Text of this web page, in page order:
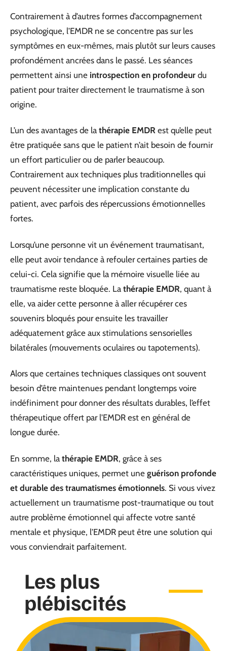
Contrairement à d’autres formes d’accompagnement
psychologique, l’EMDR ne se concentre pas sur les
symptômes en eux-mêmes, mais plutôt sur leurs causes
profondément ancrées dans le passé. Les séances
permettent ainsi une introspection en profondeur du
patient pour traiter directement le traumatisme à son
origine.
L’un des avantages de la thérapie EMDR est qu’elle peut
être pratiquée sans que le patient n’ait besoin de fournir
un effort particulier ou de parler beaucoup.
Contrairement aux techniques plus traditionnelles qui
peuvent nécessiter une implication constante du
patient, avec parfois des répercussions émotionnelles
fortes.
Lorsqu’une personne vit un événement traumatisant,
elle peut avoir tendance à refouler certaines parties de
celui-ci. Cela signifie que la mémoire visuelle liée au
traumatisme reste bloquée. La thérapie EMDR, quant à
elle, va aider cette personne à aller récupérer ces
souvenirs bloqués pour ensuite les travailler
adéquatement grâce aux stimulations sensorielles
bilatérales (mouvements oculaires ou tapotements).
Alors que certaines techniques classiques ont souvent
besoin d’être maintenues pendant longtemps voire
indéfiniment pour donner des résultats durables, l’effet
thérapeutique offert par l’EMDR est en général de
longue durée.
En somme, la thérapie EMDR, grâce à ses
caractéristiques uniques, permet une guérison profonde
et durable des traumatismes émotionnels. Si vous vivez
actuellement un traumatisme post-traumatique ou tout
autre problème émotionnel qui affecte votre santé
mentale et physique, l’EMDR peut être une solution qui
vous conviendrait parfaitement.
Les plus
plébiscités